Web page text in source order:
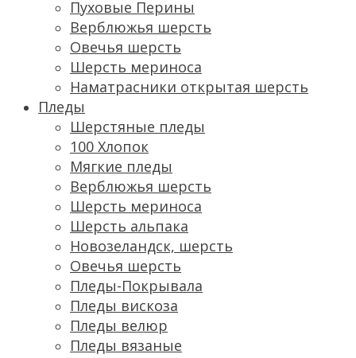
Пуховые Перины
Верблюжья шерсть
Овечья шерсть
Шерсть мериноса
Наматрасники открытая шерсть
Пледы
Шерстяные пледы
100 Хлопок
Мягкие пледы
Верблюжья шерсть
Шерсть мериноса
Шерсть альпака
Новозеландск, шерсть
Овечья шерсть
Пледы-Покрывала
Пледы вискоза
Пледы велюр
Пледы вязаные